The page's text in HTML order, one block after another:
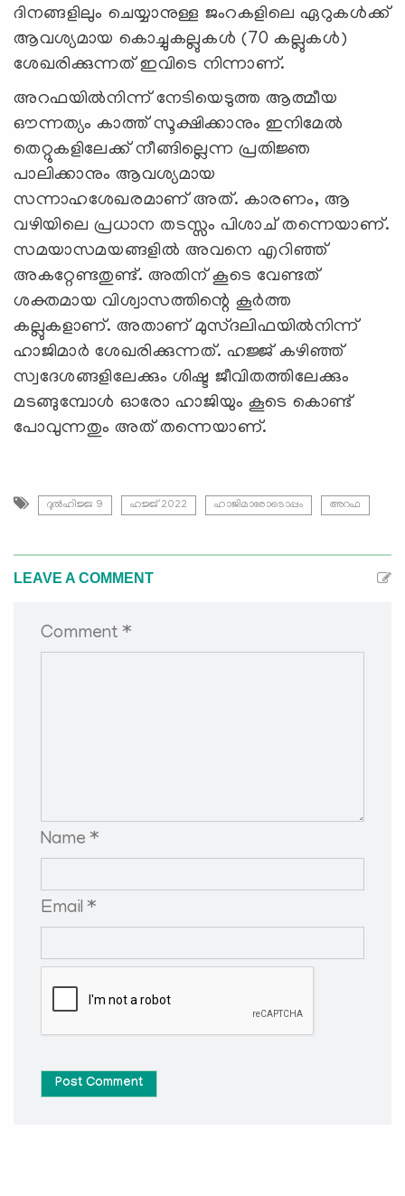
ദിനങ്ങളിലും ചെയ്യാനുള്ള ജംറകളിലെ ഏറുകള്‍ക്ക്
ആവശ്യമായ കൊച്ചുകല്ലുകള്‍ (70 കല്ലുകള്‍)
ശേഖരിക്കുന്നത് ഇവിടെ നിന്നാണ്.
അറഫയില്‍നിന്ന് നേടിയെടുത്ത ആത്മീയ
ഔന്നത്യം കാത്ത് സൂക്ഷിക്കാനും ഇനിമേല്‍
തെറ്റുകളിലേക്ക് നീങ്ങില്ലെന്ന പ്രതിജ്ഞ
പാലിക്കാനും ആവശ്യമായ
സന്നാഹശേഖരമാണ് അത്. കാരണം, ആ
വഴിയിലെ പ്രധാന തടസ്സം പിശാച് തന്നെയാണ്.
സമയാസമയങ്ങളില്‍ അവനെ എറിഞ്ഞ്
അകറ്റേണ്ടതുണ്ട്. അതിന് കൂടെ വേണ്ടത്
ശക്തമായ വിശ്വാസത്തിന്റെ കൂര്‍ത്ത
കല്ലുകളാണ്. അതാണ് മുസ്ദലിഫയില്‍നിന്ന്
ഹാജിമാര്‍ ശേഖരിക്കുന്നത്. ഹജ്ജ് കഴിഞ്ഞ്
സ്വദേശങ്ങളിലേക്കും ശിഷ്ട ജീവിതത്തിലേക്കും
മടങ്ങുമ്പോള്‍ ഓരോ ഹാജിയും കൂടെ കൊണ്ട്
പോവുന്നതും അത് തന്നെയാണ്.
ദുല്‍ഹിജ്ജ 9 ഹജ്ജ് 2022 ഹാജിമാരോടൊപ്പം അറഫ
LEAVE A COMMENT
Comment *
Name *
Email *
Post Comment